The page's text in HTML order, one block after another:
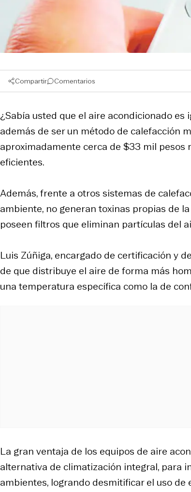
Compartir Comentarios
¿Sabía usted que el aire acondicionado
además de ser un método de calefacción
aproximadamente cerca de $33 mil pesos
eficientes.
Además, frente a otros sistemas de
ambiente, no generan toxinas propias de
poseen filtros que eliminan partículas del
Luis Zúñiga, encargado de certificación y
de que distribuye el aire de forma más
una temperatura específica como la de
La gran ventaja de los equipos de aire
alternativa de climatización integral, para
ambientes, logrando desmitificar el uso